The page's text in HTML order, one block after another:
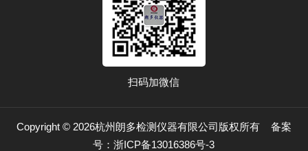
扫码加微信
Copyright © 2026杭州朗多检测仪器有限公司版权所有 备案
号：浙ICP备13016386号-3